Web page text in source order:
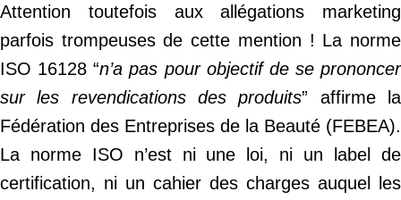
Attention toutefois aux allégations marketing
parfois trompeuses de cette mention ! La norme
ISO 16128 “n’a pas pour objectif de se prononcer
sur les revendications des produits” affirme la
Fédération des Entreprises de la Beauté (FEBEA).
La norme ISO n’est ni une loi, ni un label de
certification, ni un cahier des charges auquel les